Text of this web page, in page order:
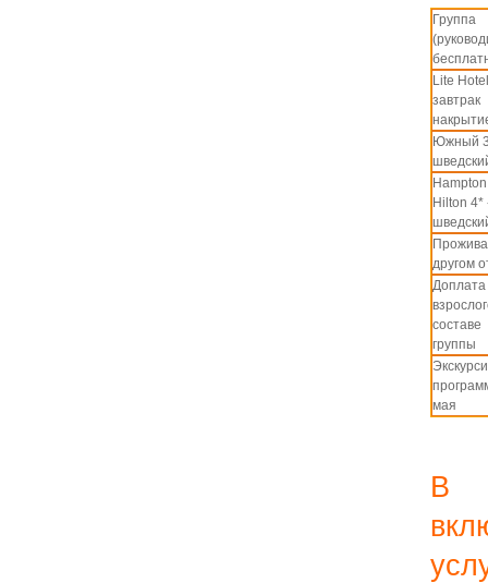
Группа
Lite
завтрак
Южный
Hilton 4*
другом
Доплата
составе
группы
мая
В